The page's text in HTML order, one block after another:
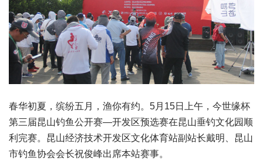
春华初夏，缤纷五月，渔你有约。5月15日上午，今世缘杯
第三届昆山钓鱼公开赛—开发区预选赛在昆山垂钓文化园顺
利完赛。昆山经济技术开发区文化体育站副站长戴明、昆山
市钓鱼协会会长祝俊峰出席本站赛事。